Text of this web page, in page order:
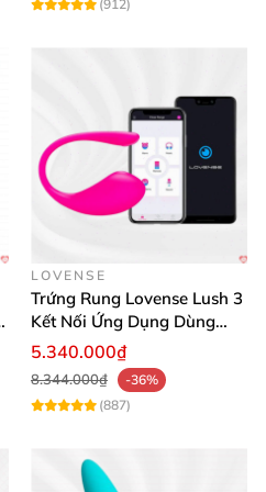
(912)
LOVENSE
Trứng Rung Lovense Lush 3
Kết Nối Ứng Dụng Dùng
Mọi Nơi
5.340.000₫
8.344.000₫
-36%
(887)